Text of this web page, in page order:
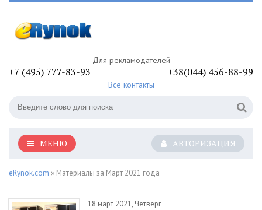
Для рекламодателей
+7 (495) 777-83-93 +38(044) 456-88-99
Все контакты
АВТОРИЗАЦИЯ
МЕНЮ
eRynok.com » Материалы за Март 2021 года
18 март 2021, Четверг